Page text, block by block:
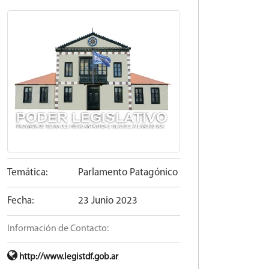
Temática: Parlamento Patagónico
Fecha: 23 Junio 2023
Información de Contacto:
http://www.legistdf.gob.ar